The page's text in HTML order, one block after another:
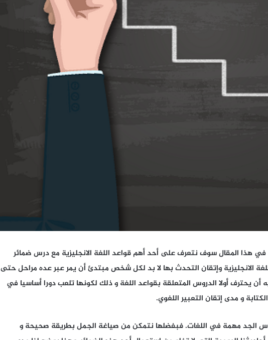
في هذا المقال سوف نتعرف على أحد أهم قواعد اللغة الانجليزية مع درس ضمائر
الانجليزية وإتقان التحدث بها لا بد لكل شخص مبتدئ أن يمر عبر عده مراحل حتى
يحترف أولا الدروس المتعلقة بقواعد اللغة و ذلك لكونها تلعب دورا أساسيا في
و مدى إتقان التعبير اللغوي.
الجد مهمة في اللغات. فبفضلها نتمكن من صياغة الجمل بطريقة صحيحة و